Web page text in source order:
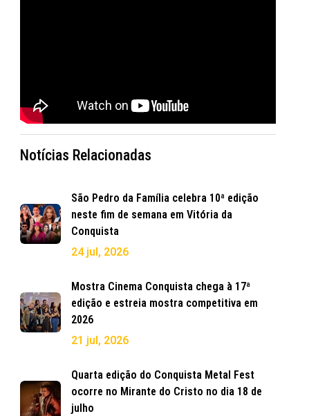
Notícias Relacionadas
São Pedro da Família celebra 10ª edição
neste fim de semana em Vitória da
Conquista
24 jul, 2026
Mostra Cinema Conquista chega à 17ª
edição e estreia mostra competitiva em
2026
21 jul, 2026
Quarta edição do Conquista Metal Fest
ocorre no Mirante do Cristo no dia 18 de
julho